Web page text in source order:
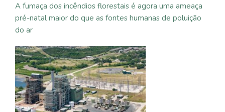
A fumaça dos incêndios florestais é agora uma ameaça
pré-natal maior do que as fontes humanas de poluição
do ar